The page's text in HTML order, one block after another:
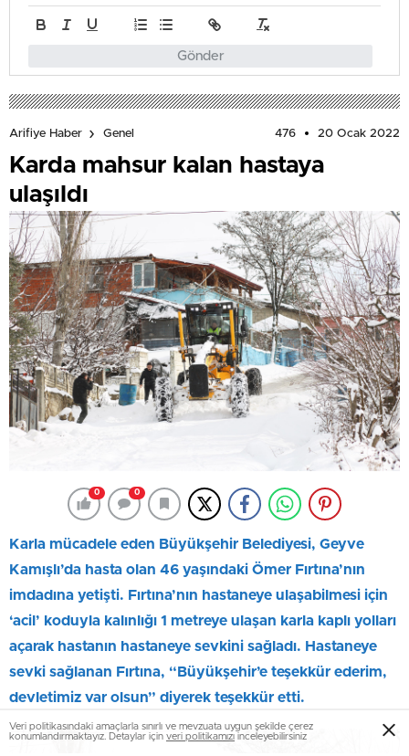
Gönder
Arifiye Haber Genel 476 20 Ocak 2022
Karda mahsur kalan hastaya
ulaşıldı
0 0
Karla mücadele eden Büyükşehir Belediyesi, Geyve
Kamışlı’da hasta olan 46 yaşındaki Ömer Fırtına’nın
imdadına yetişti. Fırtına’nın hastaneye ulaşabilmesi için
‘acil’ koduyla kalınlığı 1 metreye ulaşan karla kaplı yolları
açarak hastanın hastaneye sevkini sağladı. Hastaneye
sevki sağlanan Fırtına, “Büyükşehir’e teşekkür ederim,
devletimiz var olsun” diyerek teşekkür etti.
Veri politikasındaki amaçlarla sınırlı ve mevzuata uygun şekilde çerez
konumlandırmaktayız. Detaylar için veri politikamızı inceleyebilirsiniz